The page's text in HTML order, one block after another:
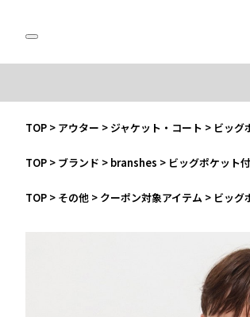
TOP > アウター > ジャケット・コート > ビッグ
TOP > ブランド > branshes > ビッグポケット
TOP > その他 > クーポン対象アイテム > ビッグ